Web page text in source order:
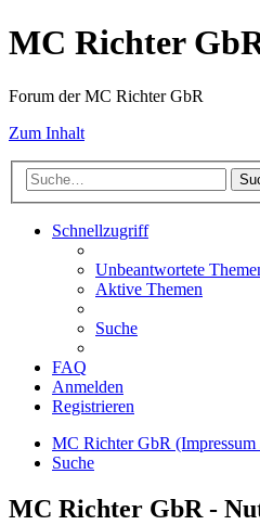
MC Richter
Forum der MC Richter GbR
Zum Inhalt
Schnellzugriff
Unbeantwortete
Aktive Themen
Suche
FAQ
Anmelden
Registrieren
MC Richter GbR (Impressum
Suche
MC Richter GbR -